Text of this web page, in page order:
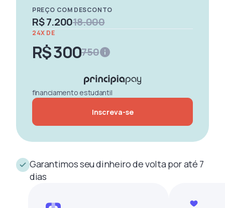
PREÇO COM DESCONTO
R$ 7.20018.000
24X DE
R$ 300750
financiamento estudantil
Inscreva-se
Garantimos seu dinheiro de volta por até 7
dias